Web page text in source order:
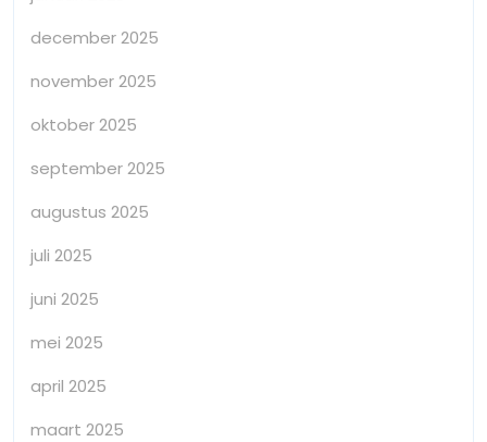
december 2025
november 2025
oktober 2025
september 2025
augustus 2025
juli 2025
juni 2025
mei 2025
april 2025
maart 2025